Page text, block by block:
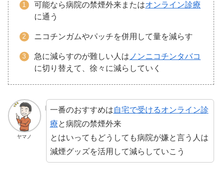
可能なら病院の禁煙外来またはオンライン診療
に通う
ニコチンガムやパッチを併用して量を減らす
急に減らすのが難しい人は ノンニコチンタバコ
に切り替えて、徐々に減らしていく
ヤマノ
一番のおすすめは自宅で受けるオンライン診
療と病院の禁煙外来
とはいってもどうしても病院が嫌と言う人は
減煙グッズを活用して減らしていこう